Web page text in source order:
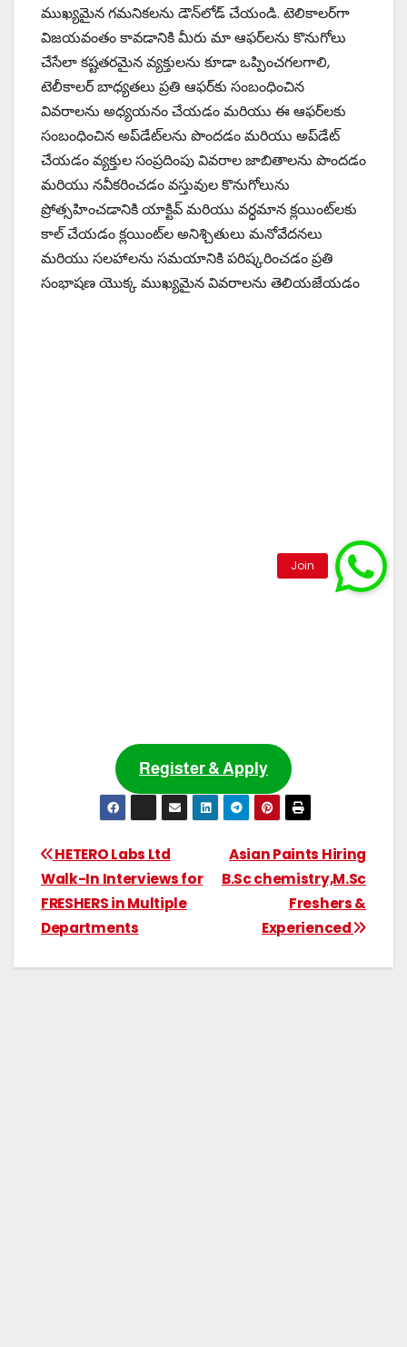
ముఖ్యమైన గమనికలను డౌన్‌లోడ్ చేయండి. టెలికాలర్‌గా
విజయవంతం కావడానికి మీరు మా ఆఫర్‌లను కొనుగోలు
చేసేలా కష్టతరమైన వ్యక్తులను కూడా ఒప్పించగలగాలి,
టెలీకాలర్ బాధ్యతలు ప్రతి ఆఫర్‌కు సంబంధించిన
వివరాలను అధ్యయనం చేయడం మరియు ఈ ఆఫర్‌లకు
సంబంధించిన అప్‌డేట్‌లను పొందడం మరియు అప్‌డేట్
చేయడం వ్యక్తుల సంప్రదింపు వివరాల జాబితాలను పొందడం
మరియు నవీకరించడం వస్తువుల కొనుగోలును
ప్రోత్సహించడానికి యాక్టివ్ మరియు వర్ధమాన క్లయింట్‌లకు
కాల్ చేయడం క్లయింట్‌ల అనిశ్చితులు మనోవేదనలు
మరియు సలహాలను సమయానికి పరిష్కరించడం ప్రతి
సంభాషణ యొక్క ముఖ్యమైన వివరాలను తెలియజేయడం
Register & Apply
Asian Paints Hiring
B.Sc chemistry,M.Sc
Freshers &
Experienced
HETERO Labs Ltd
Walk-In Interviews for
FRESHERS in Multiple
Departments